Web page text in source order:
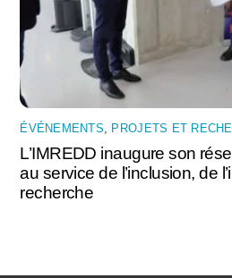
ÉVÉNEMENTS, PROJETS ET
L’IMREDD inaugure son
au service de l’inclusion, de
recherche